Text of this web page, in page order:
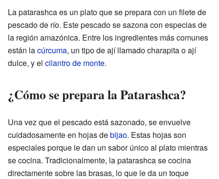
La patarashca es un plato que se prepara con un filete de
pescado de río. Este pescado se sazona con especias de
la región amazónica. Entre los ingredientes más comunes
están lacúrcuma, un tipo de ají llamado charapita o ají
dulce, y el cilantro de monte.
¿Cómo se prepara la Patarashca?
Una vez que el pescado está sazonado, se envuelve
cuidadosamente en hojas debijao. Estas hojas son
especiales porque le dan un sabor único al plato mientras
se cocina. Tradicionalmente, la patarashca se cocina
directamente sobre las brasas, lo que le da un toque